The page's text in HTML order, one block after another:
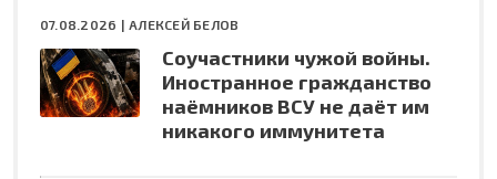
07.08.2026 |АЛЕКСЕЙ БЕЛОВ
Соучастники чужой войны.
Иностранное гражданство
наёмников ВСУ не даёт им
никакого иммунитета